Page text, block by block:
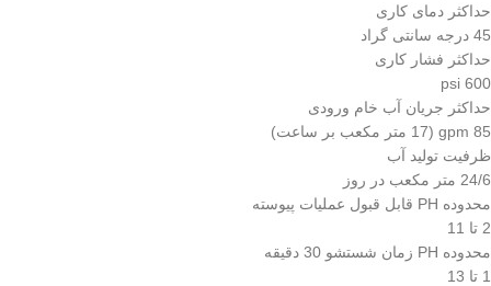
حداکثر دمای کاری
45 درجه سانتی گراد
حداکثر فشار کاری
600 psi
حداکثر جریان آب خام ورودی
85 gpm (17 متر مکعب بر ساعت)
ظرفیت تولید آب
24/6 متر مکعب در روز
محدوده PH قابل قبول عملیات پیوسته
2 تا 11
محدوده PH زمان شستشو 30 دقیقه
1 تا 13